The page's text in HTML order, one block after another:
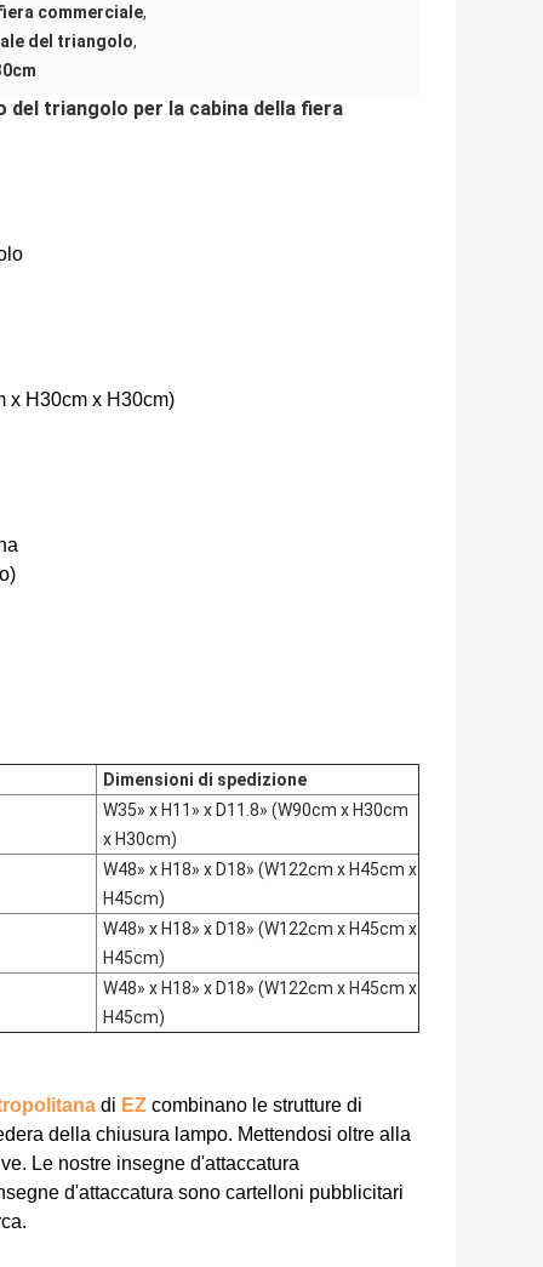
commerciale,
del triangolo,
triangolo per la cabina della fiera
x H30cm x H30cm)
Dimensioni di spedizione
W35» x H11» x D11.8» (W90cm x H30cm
x H30cm)
W48» x H18» x D18» (W122cm x H45cm x
H45cm)
W48» x H18» x D18» (W122cm x H45cm x
H45cm)
W48» x H18» x D18» (W122cm x H45cm x
H45cm)
di EZ combinano le strutture di
della chiusura lampo. Mettendosi oltre alla
Le nostre insegne d'attaccatura
d'attaccatura sono cartelloni pubblicitari